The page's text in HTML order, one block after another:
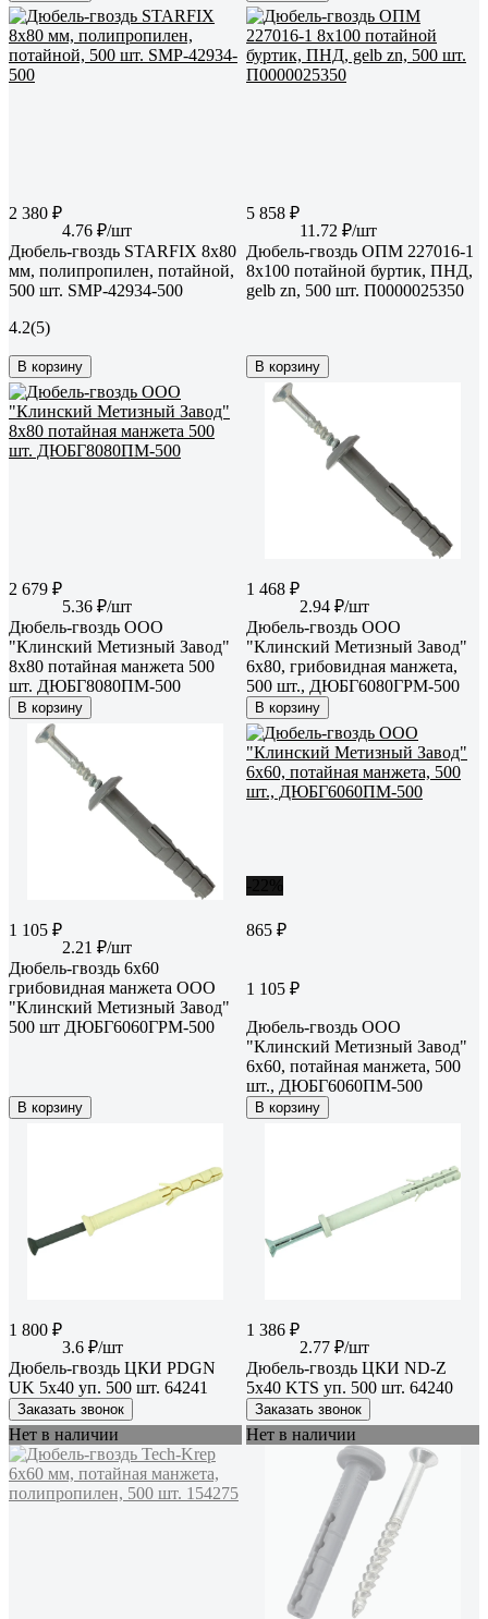
2 380 ₽
4.76 ₽/шт
Дюбель-гвоздь STARFIX 8x80
мм, полипропилен, потайной,
500 шт. SMP-42934-500
4.2(5)
В корзину
5 858 ₽
11.72 ₽/шт
Дюбель-гвоздь ОПМ 227016-1
8x100 потайной буртик, ПНД,
gelb zn, 500 шт. П0000025350
В корзину
2 679 ₽
5.36 ₽/шт
Дюбель-гвоздь ООО
"Клинский Метизный Завод"
8x80 потайная манжета 500
шт. ДЮБГ8080ПМ-500
В корзину
1 468 ₽
2.94 ₽/шт
Дюбель-гвоздь ООО
"Клинский Метизный Завод"
6x80, грибовидная манжета,
500 шт., ДЮБГ6080ГРМ-500
В корзину
1 105 ₽
2.21 ₽/шт
Дюбель-гвоздь 6x60
грибовидная манжета ООО
"Клинский Метизный Завод"
500 шт ДЮБГ6060ГРМ-500
В корзину
865 ₽
1 105 ₽
Дюбель-гвоздь ООО
"Клинский Метизный Завод"
6x60, потайная манжета, 500
шт., ДЮБГ6060ПМ-500
В корзину
1 800 ₽
3.6 ₽/шт
Дюбель-гвоздь ЦКИ PDGN
UK 5х40 уп. 500 шт. 64241
Заказать звонок
1 386 ₽
2.77 ₽/шт
Дюбель-гвоздь ЦКИ ND-Z
5х40 KTS уп. 500 шт. 64240
Заказать звонок
Нет в наличии Нет в наличии